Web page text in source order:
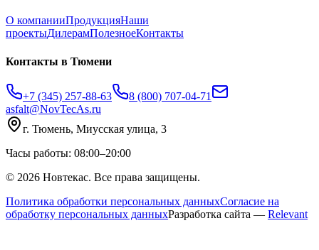
О компанииПродукцияНаши
проектыДилерамПолезноеКонтакты
Контакты в Тюмени
+7 (345) 257-88-63
8 (800) 707-04-71
asfalt@NovTecAs.ru
г. Тюмень, Миусская улица, 3
Часы работы: 08:00–20:00
© 2026 Новтекас. Все права защищены.
Политика обработки персональных данныхСогласие на
обработку персональных данныхРазработка сайта — Relevant